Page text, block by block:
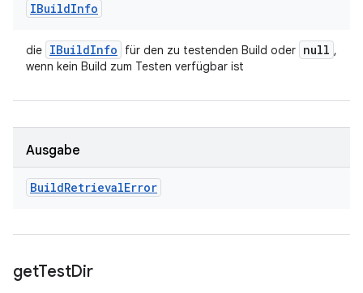
IBuildInfo
die IBuildInfo für den zu testenden Build oder null ,
wenn kein Build zum Testen verfügbar ist
Ausgabe
BuildRetrievalError
getTestDir